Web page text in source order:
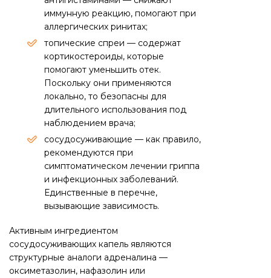
иммунную реакцию, помогают при
аллергических ринитах;
топические спреи — содержат
кортикостероиды, которые
помогают уменьшить отек.
Поскольку они применяются
локально, то безопасны для
длительного использования под
наблюдением врача;
сосудосуживающие — как правило,
рекомендуются при
симптоматическом лечении гриппа
и инфекционных заболеваний.
Единственные в перечне,
вызывающие зависимость.
Активным ингредиентом
сосудосуживающих капель являются
структурные аналоги адреналина —
оксиметазолин, нафазолин или